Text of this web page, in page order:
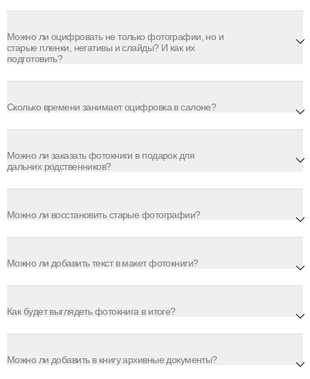
Можно ли оцифровать не только фотографии, но и
старые пленки, негативы и слайды? И как их
подготовить?
Сколько времени занимает оцифровка в салоне?
Можно ли заказать фотокниги в подарок для
дальних родственников?
Можно ли восстановить старые фотографии?
Можно ли добавить текст в макет фотокниги?
Как будет выглядеть фотокнига в итоге?
Можно ли добавить в книгу архивные документы?